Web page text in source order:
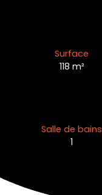
Surface
118 m²
Salle de bains
1